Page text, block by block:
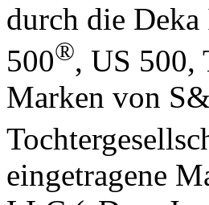
durch die
500®, US 500,
Marken von
eingetragene